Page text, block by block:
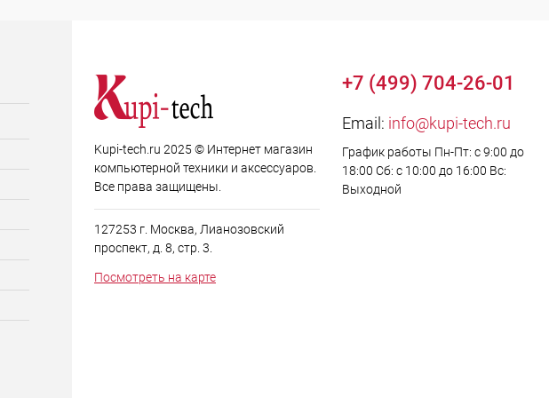
Kupi-tech.ru 2025 © Интернет магазин
компьютерной техники и аксессуаров.
Все права защищены.
127253 г. Москва, Лианозовский
проспект, д. 8, стр. 3.
Посмотреть на карте
+7 (499) 704-26-01
Email: info@kupi-tech.ru
График работы Пн-Пт: с 9:00 до
18:00 Сб: с 10:00 до 16:00 Вс:
Выходной